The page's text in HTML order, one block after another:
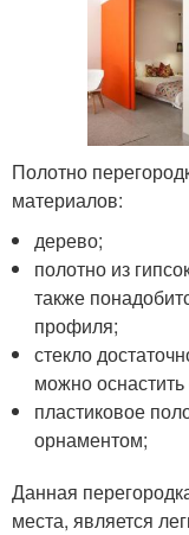
Полотно
материалов:
дерево;
полотно из
также
профиля;
стекло
можно
пластиковое
орнаментом;
Данная
места, является